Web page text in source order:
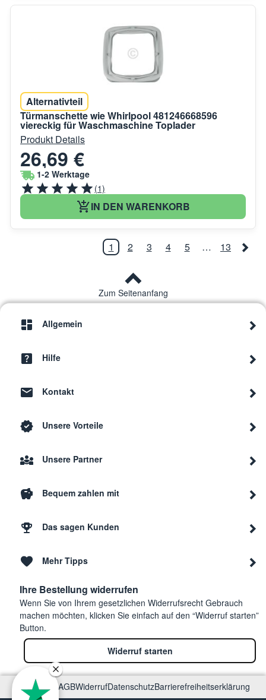
Alternativteil
Türmanschette wie Whirlpool 481246668596
viereckig für Waschmaschine Toplader
Produkt Details
26,69 €
1-2 Werktage
(1)
IN DEN WARENKORB
1 2 3 4 5 … 13
Zum Seitenanfang
Allgemein
Hilfe
Kontakt
Unsere Vorteile
Unsere Partner
Bequem zahlen mit
Das sagen Kunden
Mehr Tipps
Ihre Bestellung widerrufen
Wenn Sie von Ihrem gesetzlichen Widerrufsrecht Gebrauch
machen möchten, klicken Sie einfach auf den “Widerruf starten”
Button.
Widerruf starten
ImpressumAGBWiderrufDatenschutzBarrierefreiheitserklärung